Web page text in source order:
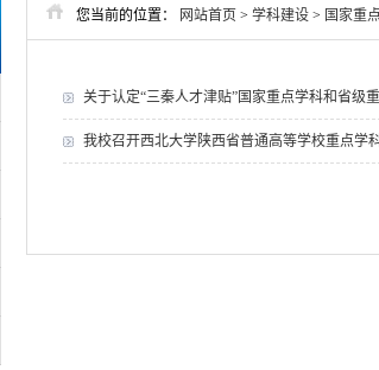
您当前的位置： 网站首页 > 学科建设> 国家重
关于认定“三秦人才津贴”国家重点学科和省级
我校召开西北大学陕西省普通高等学校重点学